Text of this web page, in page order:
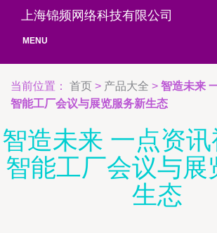
上海锦频网络科技有限公司
MENU
当前位置： 首页 > 产品大全 > 智造未来
智能工厂会议与展览服务新生态
智造未来 一点资
智能工厂会议与展
生态